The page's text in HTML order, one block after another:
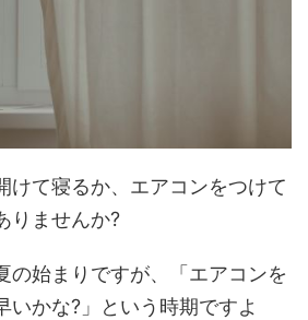
けて寝るか、エアコンをつけて
りませんか?
の始まりですが、「エアコンを
いかな?」という時期ですよ